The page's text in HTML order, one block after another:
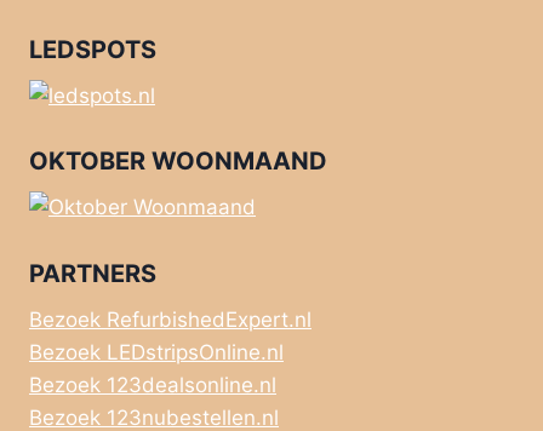
LEDSPOTS
OKTOBER WOONMAAND
PARTNERS
Bezoek RefurbishedExpert.nl
Bezoek LEDstripsOnline.nl
Bezoek 123dealsonline.nl
Bezoek 123nubestellen.nl